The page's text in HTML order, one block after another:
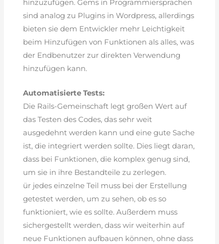
hinzuzufügen. Gems in Programmiersprachen
sind analog zu Plugins in Wordpress, allerdings
bieten sie dem Entwickler mehr Leichtigkeit
beim Hinzufügen von Funktionen als alles, was
der Endbenutzer zur direkten Verwendung
hinzufügen kann.
Automatisierte Tests:
Die Rails-Gemeinschaft legt großen Wert auf
das Testen des Codes, das sehr weit
ausgedehnt werden kann und eine gute Sache
ist, die integriert werden sollte. Dies liegt daran,
dass bei Funktionen, die komplex genug sind,
um sie in ihre Bestandteile zu zerlegen.
ür jedes einzelne Teil muss bei der Erstellung
getestet werden, um zu sehen, ob es so
funktioniert, wie es sollte. Außerdem muss
sichergestellt werden, dass wir weiterhin auf
neue Funktionen aufbauen können, ohne dass